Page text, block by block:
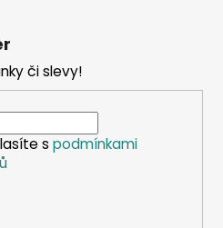
či slevy!
s podmínkami